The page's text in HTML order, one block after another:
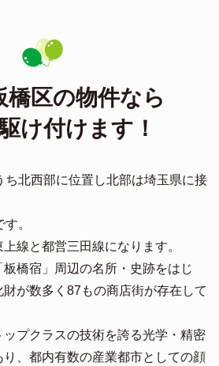
橋区の物件なら
け付けます！
ち北西部に位置し北部は埼玉県に接
。
線と都営三田線になります。
橋宿」周辺の名所・史跡をはじ
が数多く87もの商店街が存在して
プクラスの技術を誇る光学・精密
、都内有数の産業都市としての顔